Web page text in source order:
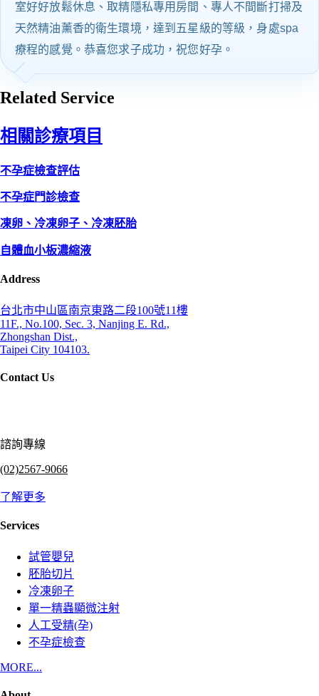
室好好放鬆休息、取精隱私專用房間、專人不間斷打掃及
天然精油薰香的衛生環境，達到五星級的等級，身處spa
療程的感覺。恭喜您求子成功，祝您好孕。
Related Service
相關診療項目
不孕症檢查評估
不孕症門診檢查
凍卵、冷凍卵子、冷凍胚胎
自體血小板濃縮液
Address
台北市中山區南京東路二段100號11樓
11F., No.100, Sec. 3, Nanjing E. Rd.,
Zhongshan Dist.,
Taipei City 104103.
Contact Us
諮詢專線
(02)2567-9066
了解更多
Services
試管嬰兒
胚胎切片
冷凍卵子
單一精蟲顯微注射
人工受精(孕)
不孕症檢查
MORE...